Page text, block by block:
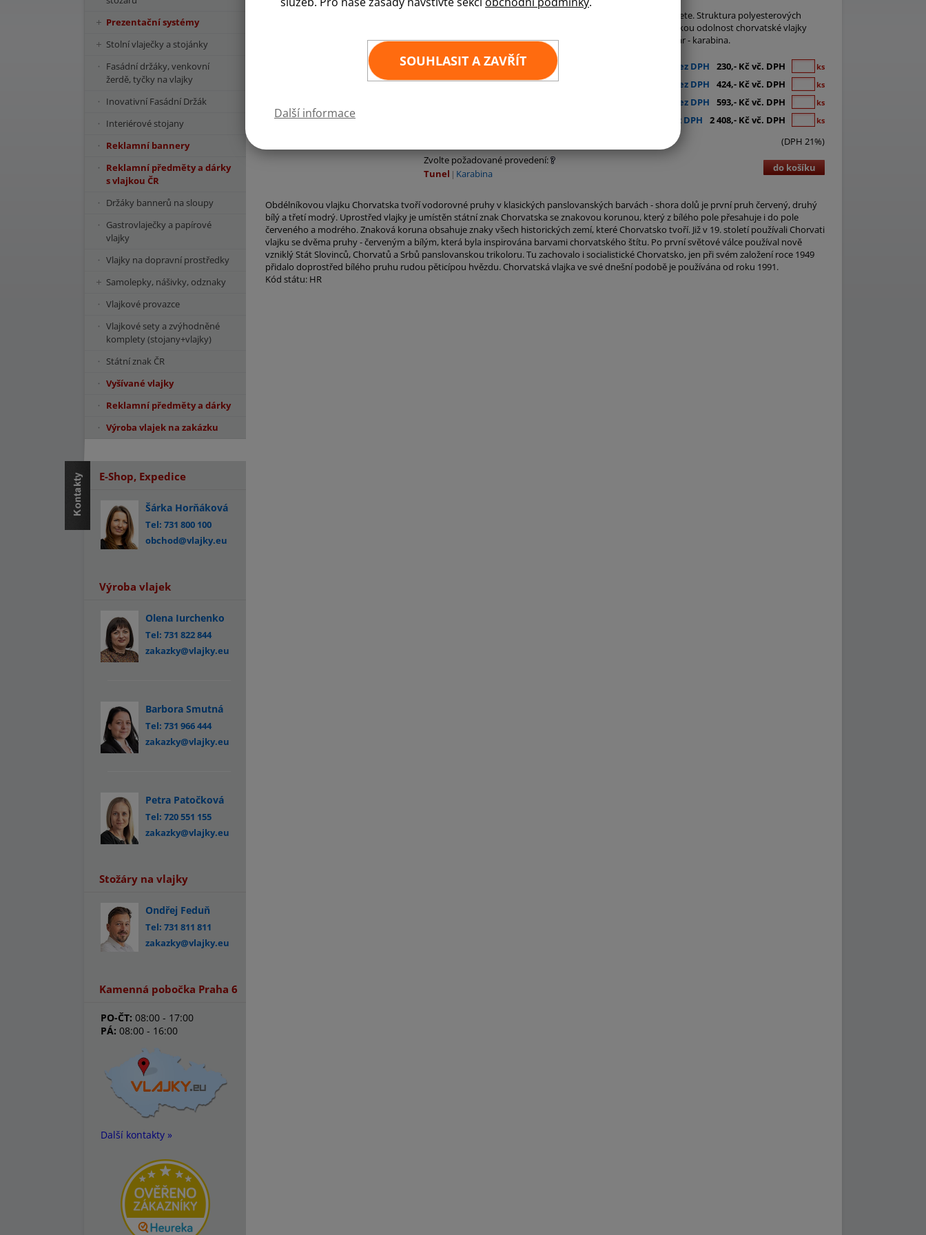
SOUHLASIT A ZAVŘÍT
Další informace
Pořiďte si státní vlajku Chorvatska v rozměrech, které potřebujete. Struktura polyesterových
vláken materiálu Easyflag o hmotnosti 120 g/m2 zaručuje vysokou odolnost chorvatské vlajky
vůči natrhnutí. Způsob uchycení vlajky: na žerď - tunel, na stožár - karabina.
30 ×45 cm 190,- Kč bez DPH 230,- Kč vč. DPH ks
350,- Kč bez DPH 424,- Kč vč. DPH ks
490,- Kč bez DPH 593,- Kč vč. DPH ks
1 990,- Kč bez DPH 2 408,- Kč vč. DPH ks
(DPH 21%)
Zvolte požadované provedení:
Tunel
Karabina do košíku
Obdélníkovou vlajku Chorvatska tvoří vodorovné pruhy v klasických panslovanských barvách - shora dolů je první pruh červený, druhý
bílý a třetí modrý. Uprostřed vlajky je umístěn státní znak Chorvatska se znakovou korunou, který z bílého pole přesahuje i do pole
červeného a modrého. Znaková koruna obsahuje znaky všech historických zemí, které Chorvatsko tvoří. Již v 19. století používali Chorvati
vlajku se dvěma pruhy - červeným a bílým, která byla inspirována barvami chorvatského štítu. Po první světové válce používal nově
vzniklý Stát Slovinců, Chorvatů a Srbů panslovanskou trikoloru. Tu zachovalo i socialistické Chorvatsko, jen při svém založení roce 1949
přidalo doprostřed bílého pruhu rudou pěticípou hvězdu. Chorvatská vlajka ve své dnešní podobě je používána od roku 1991.
Kód státu: HR
Prezentační systémy
Stolní vlaječky a stojánky
Fasádní držáky, venkovní
žerdě, tyčky na vlajky
Inovativní Fasádní Držák
Interiérové stojany
Reklamní bannery
Reklamní předměty a dárky
s vlajkou ČR
Držáky bannerů na sloupy
Gastrovlaječky a papírové
vlajky
Vlajky na dopravní prostředky
Samolepky, nášivky, odznaky
Vlajkové provazce
Vlajkové sety a zvýhodněné
komplety (stojany+vlajky)
Státní znak ČR
Vyšívané vlajky
Reklamní předměty a dárky
Výroba vlajek na zakázku
E-Shop, Expedice
Šárka Horňáková
Tel: 731 800 100
obchod@vlajky.eu
Výroba vlajek
Olena Iurchenko
Tel: 731 822 844
zakazky@vlajky.eu
Barbora Smutná
Tel: 731 966 444
zakazky@vlajky.eu
Petra Patočková
Tel: 720 551 155
zakazky@vlajky.eu
Stožáry na vlajky
Ondřej Feduň
Tel: 731 811 811
zakazky@vlajky.eu
Kamenná pobočka Praha 6
PO-ČT: 08:00 - 17:00
PÁ: 08:00 - 16:00
Další kontakty »